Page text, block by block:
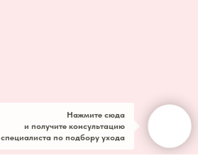
Нажмите сюда
и получите консультацию
специалиста по подбору ухода